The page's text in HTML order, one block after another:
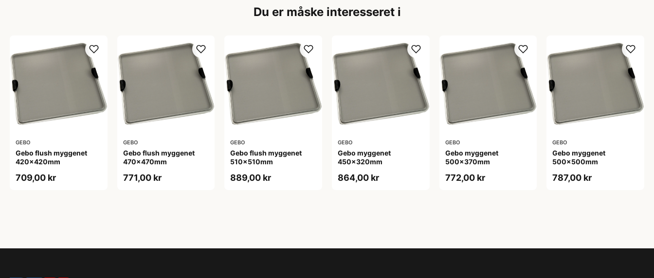
Du er måske interesseret i
GEBO
Gebo flush myggenet
420x420mm
709,00 kr
GEBO
Gebo flush myggenet
470x470mm
771,00 kr
GEBO
Gebo flush myggenet
510x510mm
889,00 kr
GEBO
Gebo myggenet
450x320mm
864,00 kr
GEBO
Gebo myggenet
500x370mm
772,00 kr
GEBO
Gebo myggenet
500x500mm
787,00 kr